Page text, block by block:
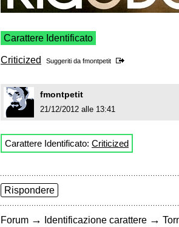
Carattere Identificato
Criticized Suggeriti da fmontpetit
fmontpetit
21/12/2012 alle 13:41
Carattere Identificato: Criticized
Rispondere
Forum → Identificazione carattere →